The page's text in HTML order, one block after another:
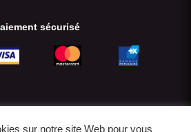
sécurisé
sur notre site Web pour vous